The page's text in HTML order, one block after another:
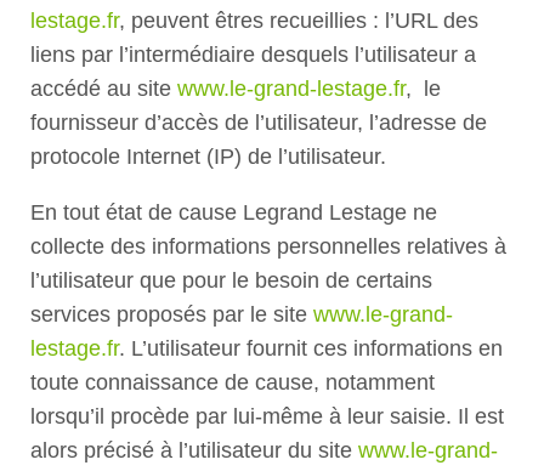
lestage.fr, peuvent êtres recueillies : l’URL des
liens par l’intermédiaire desquels l’utilisateur a
accédé au site www.le-grand-lestage.fr, le
fournisseur d’accès de l’utilisateur, l’adresse de
protocole Internet (IP) de l’utilisateur.
En tout état de cause Legrand Lestage ne
collecte des informations personnelles relatives à
l’utilisateur que pour le besoin de certains
services proposés par le site www.le-grand-
lestage.fr. L’utilisateur fournit ces informations en
toute connaissance de cause, notamment
lorsqu’il procède par lui-même à leur saisie. Il est
alors précisé à l’utilisateur du site www.le-grand-